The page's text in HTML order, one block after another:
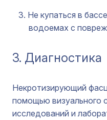
Не купаться в
водоемах с
3. Диагностика
Некротизирующий
помощью визуального
исследований и